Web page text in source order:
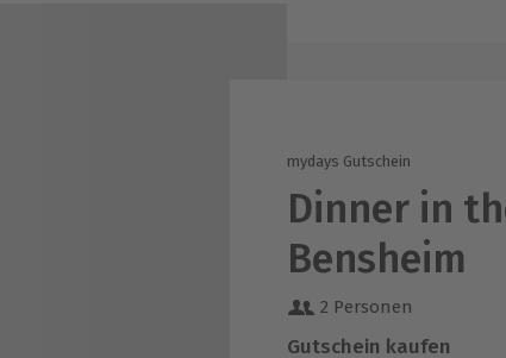
mydays Gutschein
Dinner in
Bensheim
2 Personen
Gutschein kaufen